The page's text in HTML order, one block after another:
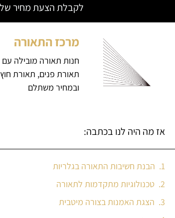
לקבלת הצעת מחיר
מרכז התאורה
חנות תאורה מובילה עם
תאורת פנים, תאורת
ובמחיר משתלם
אז מה היה לנו בכתבה:
הבנת חשיבות התאורה בגלריות
טכנולוגיות מתקדמות לתאורה
הצגת האמנות בצורה מיטבית